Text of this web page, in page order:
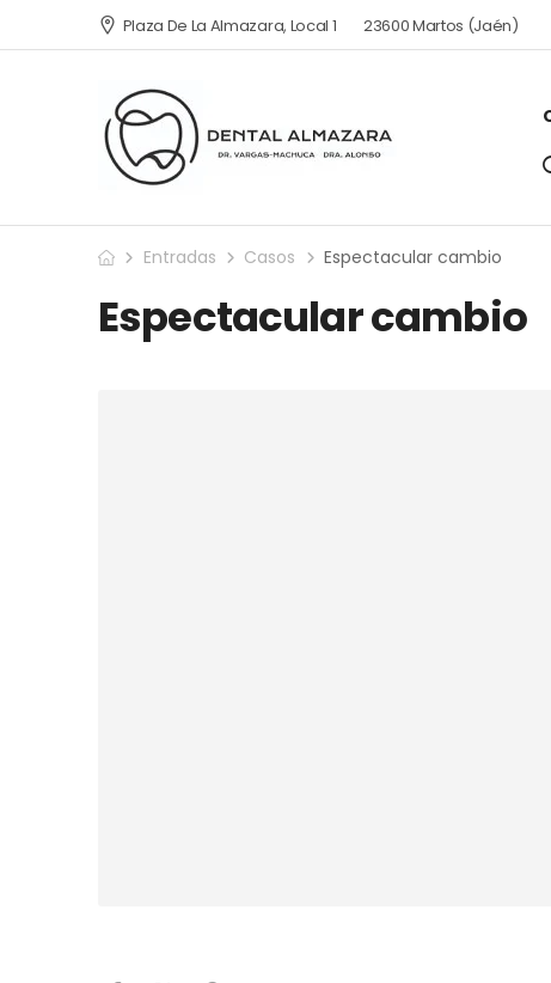
Plaza De La Almazara, Local 1 23600 Martos (Jaén)
Entradas Casos Espectacular cambio
Espectacular cambio